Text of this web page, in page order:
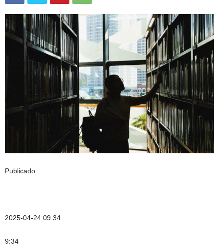
Publicado
2025-04-24 09:34
9:34